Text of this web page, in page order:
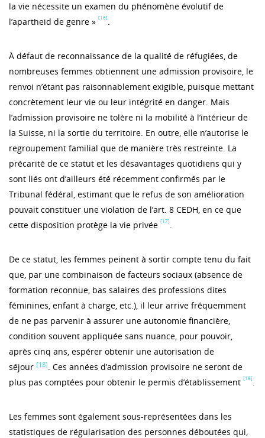
la vie nécessite un examen du phénomène évolutif de
l’apartheid de genre » [16] .
À défaut de reconnaissance de la qualité de réfugiées, de
nombreuses femmes obtiennent une admission provisoire, le
renvoi n’étant pas raisonnablement exigible, puisque mettant
concrètement leur vie ou leur intégrité en danger. Mais
l’admission provisoire ne tolère ni la mobilité à l’intérieur de
la Suisse, ni la sortie du territoire. En outre, elle n’autorise le
regroupement familial que de manière très restreinte. La
précarité de ce statut et les désavantages quotidiens qui y
sont liés ont d’ailleurs été récemment confirmés par le
Tribunal fédéral, estimant que le refus de son amélioration
pouvait constituer une violation de l’art. 8 CEDH, en ce que
cette disposition protège la vie privée [17] .
De ce statut, les femmes peinent à sortir compte tenu du fait
que, par une combinaison de facteurs sociaux (absence de
formation reconnue, bas salaires des professions dites
féminines, enfant à charge, etc.), il leur arrive fréquemment
de ne pas parvenir à assurer une autonomie financière,
condition souvent appliquée sans nuance, pour pouvoir,
après cinq ans, espérer obtenir une autorisation de
séjour [18]. Ces années d’admission provisoire ne seront de
plus pas comptées pour obtenir le permis d’établissement [19] .
Les femmes sont également sous-représentées dans les
statistiques de régularisation des personnes déboutées qui,